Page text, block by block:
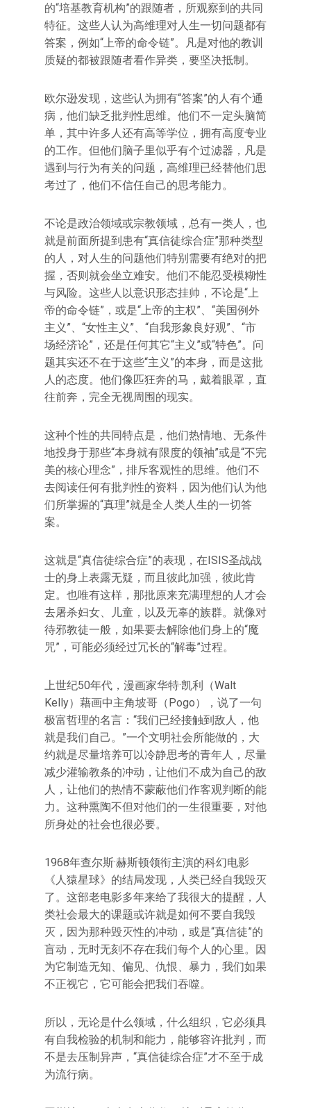
的“培基教育机构”的跟随者，所观察到的共同
特征。这些人认为高维理对人生一切问题都有
答案，例如“上帝的命令链”。凡是对他的教训
质疑的都被跟随者看作异类，要坚决抵制。
欧尔逊发现，这些认为拥有“答案”的人有个通
病，他们缺乏批判性思维。他们不一定头脑简
单，其中许多人还有高等学位，拥有高度专业
的工作。但他们脑子里似乎有个过滤器，凡是
遇到与行为有关的问题，高维理已经替他们思
考过了，他们不信任自己的思考能力。
不论是政治领域或宗教领域，总有一类人，也
就是前面所提到患有“真信徒综合症”那种类型
的人，对人生的问题他们特别需要有绝对的把
握，否则就会坐立难安。他们不能忍受模糊性
与风险。这些人以意识形态挂帅，不论是“上
帝的命令链”，或是“上帝的主权”、“美国例外
主义”、“女性主义”、“自我形象良好观”、“市
场经济论”，还是任何其它“主义”或“特色”。问
题其实还不在于这些“主义”的本身，而是这批
人的态度。他们像匹狂奔的马，戴着眼罩，直
往前奔，完全无视周围的现实。
这种个性的共同特点是，他们热情地、无条件
地投身于那些“本身就有限度的领袖”或是“不完
美的核心理念”，排斥客观性的思维。他们不
去阅读任何有批判性的资料，因为他们认为他
们所掌握的“真理”就是全人类人生的一切答
案。
这就是“真信徒综合症”的表现，在ISIS圣战战
士的身上表露无疑，而且彼此加强，彼此肯
定。也唯有这样，那批原来充满理想的人才会
去屠杀妇女、儿童，以及无辜的族群。就像对
待邪教徒一般，如果要去解除他们身上的“魔
咒”，可能必须经过冗长的“解毒”过程。
上世纪50年代，漫画家华特·凯利（Walt
Kelly）藉画中主角坡哥（Pogo），说了一句
极富哲理的名言：“我们已经接触到敌人，他
就是我们自己。”一个文明社会所能做的，大
约就是尽量培养可以冷静思考的青年人，尽量
减少灌输教条的冲动，让他们不成为自己的敌
人，让他们的热情不蒙蔽他们作客观判断的能
力。这种熏陶不但对他们的一生很重要，对他
所身处的社会也很必要。
1968年查尔斯·赫斯顿领衔主演的科幻电影
《人猿星球》的结局发现，人类已经自我毁灭
了。这部老电影多年来给了我很大的提醒，人
类社会最大的课题或许就是如何不要自我毁
灭，因为那种毁灭性的冲动，或是“真信徒”的
盲动，无时无刻不存在我们每个人的心里。因
为它制造无知、偏见、仇恨、暴力，我们如果
不正视它，它可能会把我们吞噬。
所以，无论是什么领域，什么组织，它必须具
有自我检验的机制和能力，能够容许批判，而
不是去压制异声，“真信徒综合症”才不至于成
为流行病。